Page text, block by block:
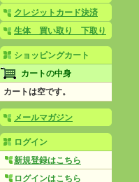
クレジットカード決済
生体 買い取り 下取り
ショッピングカート
カートの中身
カートは空です。
メールマガジン
ログイン
新規登録はこちら
ログインはこちら